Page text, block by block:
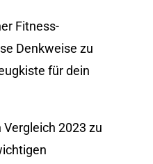
Fitness-
Denkweise zu
für dein
Vergleich 2023 zu